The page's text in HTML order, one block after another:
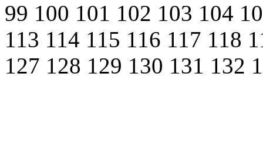
99 100 101 102 103 104
113 114 115 116 117 118
127 128 129 130 131 132